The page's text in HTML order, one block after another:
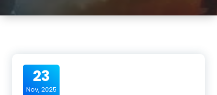
23
Nov, 2025